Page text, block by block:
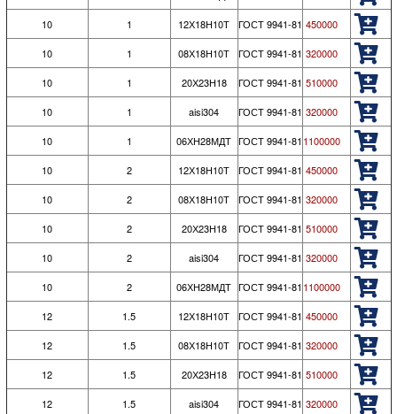
10 1 12Х18Н10Т ГОСТ 9941-81 450000
10 1 08Х18Н10Т ГОСТ 9941-81 320000
10 1 20Х23Н18 ГОСТ 9941-81 510000
10 1 aisi304 ГОСТ 9941-81 320000
10 1 06ХН28МДТ ГОСТ 9941-81 1100000
10 2 12Х18Н10Т ГОСТ 9941-81 450000
10 2 08Х18Н10Т ГОСТ 9941-81 320000
10 2 20Х23Н18 ГОСТ 9941-81 510000
10 2 aisi304 ГОСТ 9941-81 320000
10 2 06ХН28МДТ ГОСТ 9941-81 1100000
12 1.5 12Х18Н10Т ГОСТ 9941-81 450000
12 1.5 08Х18Н10Т ГОСТ 9941-81 320000
12 1.5 20Х23Н18 ГОСТ 9941-81 510000
12 1.5 aisi304 ГОСТ 9941-81 320000